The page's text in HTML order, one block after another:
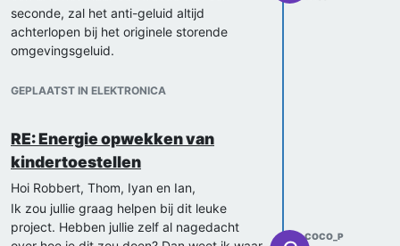
seconde, zal het anti-geluid altijd
achterlopen bij het originele storende
omgevingsgeluid.
omgeving een vrij constante brom geeft.
op t1 in antigeluid is omgezet dan werkt
het op t1 + Δt prima om dezelfde brom op
dat tijdstip tegen te werken."
Wat hier uit blijkt is dat noise canceling
alleen werkt bij een geluid dat constant
hetzelfde is, omdat het systeem altijd net
GEPLAATST IN ELEKTRONICA
RE: Energie opwekken van
kindertoestellen
Hoi Robbert, Thom, Iyan en Ian,
Ik zou jullie graag helpen bij dit leuke
project. Hebben jullie zelf al nagedacht
COCO_P